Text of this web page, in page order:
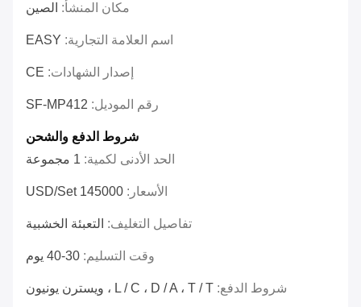
مكان المنشأ: الصين
اسم العلامة التجارية: EASY
إصدار الشهادات: CE
رقم الموديل: SF-MP412
شروط الدفع والشحن
الحد الأدنى لكمية: 1 مجموعة
الأسعار: 145000 USD/Set
تفاصيل التغليف: التعبئة الخشبية
وقت التسليم: 30-40 يوم
شروط الدفع: L / C ، D / A ، T / T ، ويسترن يونيون